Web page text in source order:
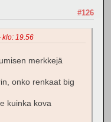
#126
klo: 19.56
merkkejä
onko renkaat big
kuinka kova